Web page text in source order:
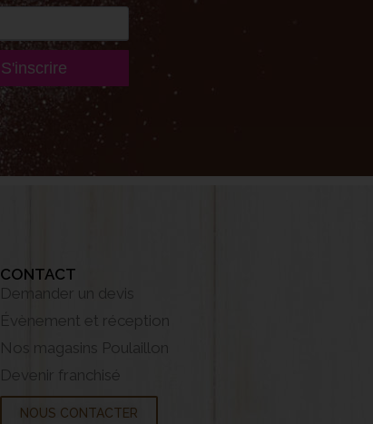
S'inscrire
CONTACT
Demander un devis
Évènement et réception
Nos magasins Poulaillon
Devenir franchisé
NOUS CONTACTER